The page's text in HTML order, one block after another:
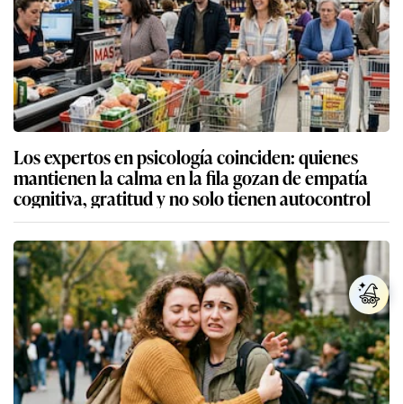
Los expertos en psicología coinciden: quienes
mantienen la calma en la fila gozan de empatía
cognitiva, gratitud y no solo tienen autocontrol